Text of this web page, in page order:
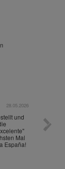
28.05.2026
und
Mal
España!
Die
gut
ist